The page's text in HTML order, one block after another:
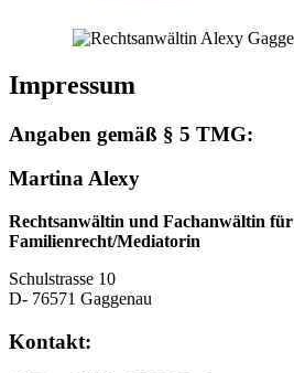
Impressum
Angaben gemäß § 5 TMG:
Martina Alexy
Rechtsanwältin und Fachanwältin für
Familienrecht/Mediatorin
Schulstrasse 10
D- 76571 Gaggenau
Kontakt: